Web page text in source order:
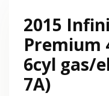
2015
Premium
6cyl gas/
7A)